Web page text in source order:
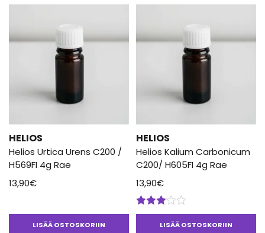
HELIOS
Helios Urtica Urens C200 /
H569FI 4g Rae
13,90€
LISÄÄ OSTOSKORIIN
HELIOS
Helios Kalium Carbonicum
C200/ H605FI 4g Rae
13,90€
Arvostelu
tuotteesta:LISÄÄ OSTOSKORIIN